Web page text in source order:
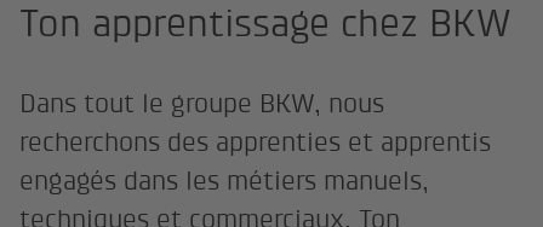
Ton apprentissage chez BKW
Dans tout le groupe BKW, nous
recherchons des apprenties et apprentis
engagés dans les métiers manuels,
techniques et commerciaux. Ton